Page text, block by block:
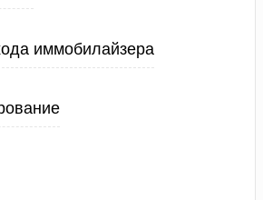
иммобилайзера